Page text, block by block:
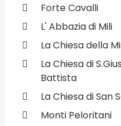
Forte Cavalli
L' Abbazia di Mili
La Chiesa della
La Chiesa di
Battista
La Chiesa di San
Monti Peloritani